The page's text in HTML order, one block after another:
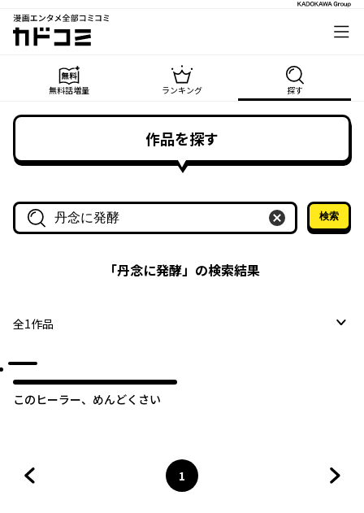
漫画エンタメ全部コミコミ
カドコミ
無料話増量 ランキング 探す
作品を探す
作品名・作家名で探す
検索
「丹念に発酵」の検索結果
全1作品
このヒーラー、めんどくさい
ページ
1
へ